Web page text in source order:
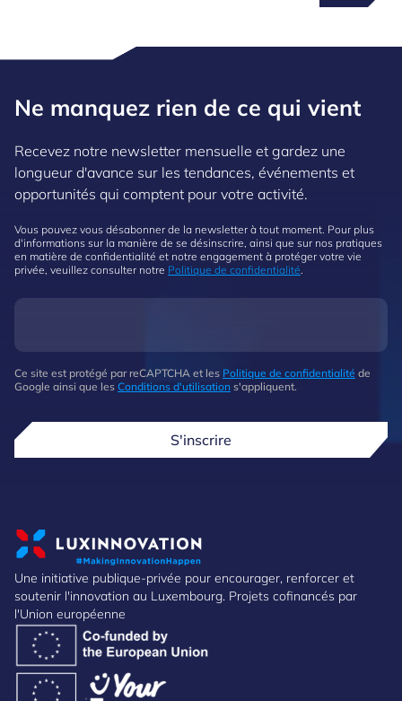
Ne manquez rien de ce qui vient
Recevez notre newsletter mensuelle et gardez une
longueur d'avance sur les tendances, événements et
opportunités qui comptent pour votre activité.
Vous pouvez vous désabonner de la newsletter à tout moment. Pour plus
d'informations sur la manière de se désinscrire, ainsi que sur nos pratiques
en matière de confidentialité et notre engagement à protéger votre vie
privée, veuillez consulter notre Politique de confidentialité.
Ce site est protégé par reCAPTCHA et les Politique de confidentialité de
Google ainsi que les Conditions d'utilisation s'appliquent.
S'inscrire
Une initiative publique-privée pour encourager, renforcer et
soutenir l'innovation au Luxembourg. Projets cofinancés par
l'Union européenne